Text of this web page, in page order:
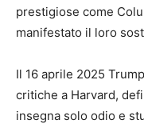
prestigiose come
manifestato il loro
Il 16 aprile 2025
critiche a Harvard,
insegna solo odio e